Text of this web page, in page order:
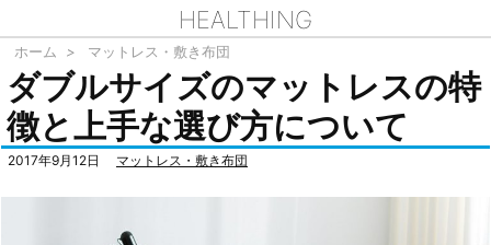
HEALTHING
ホーム > マットレス・敷き布団
ダブルサイズのマットレスの特
徴と上手な選び方について
2017年9月12日 マットレス・敷き布団